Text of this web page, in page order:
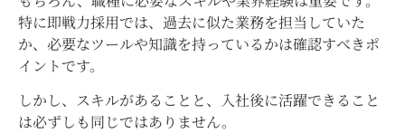
特に即戦力採用では、過去に似た業務を担当していた
か、必要なツールや知識を持っているかは確認すべきポ
イントです。
しかし、スキルがあることと、入社後に活躍できること
は必ずしも同じではありません。